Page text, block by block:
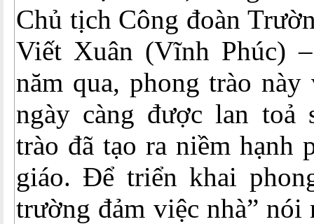
Chủ tịch Công đoàn
Viết Xuân (Vĩnh Phúc)
năm qua, phong trào
ngày càng được lan toả
trào đã tạo ra niềm hạnh
giáo. Để triển khai
trường đảm việc nhà” nói